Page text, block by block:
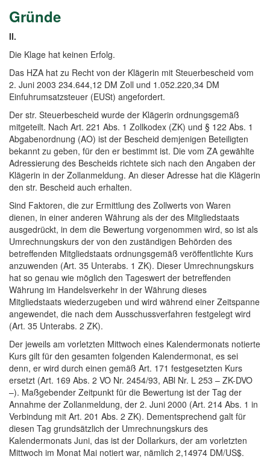
Gründe
II.
Die Klage hat keinen Erfolg.
Das HZA hat zu Recht von der Klägerin mit Steuerbescheid vom
2. Juni 2003 234.644,12 DM Zoll und 1.052.220,34 DM
Einfuhrumsatzsteuer (EUSt) angefordert.
Der str. Steuerbescheid wurde der Klägerin ordnungsgemäß
mitgeteilt. Nach Art. 221 Abs. 1 Zollkodex (ZK) und § 122 Abs. 1
Abgabenordnung (AO) ist der Bescheid demjenigen Beteiligten
bekannt zu geben, für den er bestimmt ist. Die vom ZA gewählte
Adressierung des Bescheids richtete sich nach den Angaben der
Klägerin in der Zollanmeldung. An dieser Adresse hat die Klägerin
den str. Bescheid auch erhalten.
Sind Faktoren, die zur Ermittlung des Zollwerts von Waren
dienen, in einer anderen Währung als der des Mitgliedstaats
ausgedrückt, in dem die Bewertung vorgenommen wird, so ist als
Umrechnungskurs der von den zuständigen Behörden des
betreffenden Mitgliedstaats ordnungsgemäß veröffentlichte Kurs
anzuwenden (Art. 35 Unterabs. 1 ZK). Dieser Umrechnungskurs
hat so genau wie möglich den Tageswert der betreffenden
Währung im Handelsverkehr in der Währung dieses
Mitgliedstaats wiederzugeben und wird während einer Zeitspanne
angewendet, die nach dem Ausschussverfahren festgelegt wird
(Art. 35 Unterabs. 2 ZK).
Der jeweils am vorletzten Mittwoch eines Kalendermonats notierte
Kurs gilt für den gesamten folgenden Kalendermonat, es sei
denn, er wird durch einen gemäß Art. 171 festgesetzten Kurs
ersetzt (Art. 169 Abs. 2 VO Nr. 2454/93, ABl Nr. L 253 – ZK-DVO
–). Maßgebender Zeitpunkt für die Bewertung ist der Tag der
Annahme der Zollanmeldung, der 2. Juni 2000 (Art. 214 Abs. 1 in
Verbindung mit Art. 201 Abs. 2 ZK). Dementsprechend galt für
diesen Tag grundsätzlich der Umrechnungskurs des
Kalendermonats Juni, das ist der Dollarkurs, der am vorletzten
Mittwoch im Monat Mai notiert war, nämlich 2,14974 DM/US$.